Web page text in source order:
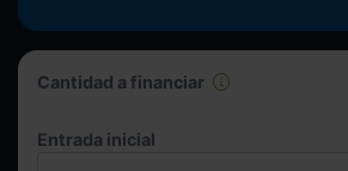
Cantidad a financiar
Entrada inicial